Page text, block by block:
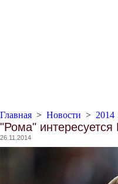
Главная > Новости > 2014
"Рома" интересуется
26.11.2014